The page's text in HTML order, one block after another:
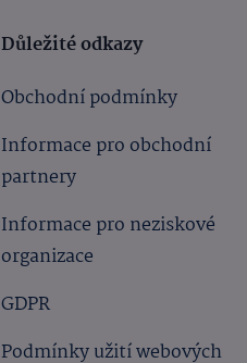
Důležité odkazy
Obchodní podmínky
Informace pro obchodní
partnery
Informace pro neziskové
organizace
GDPR
Podmínky užití webových